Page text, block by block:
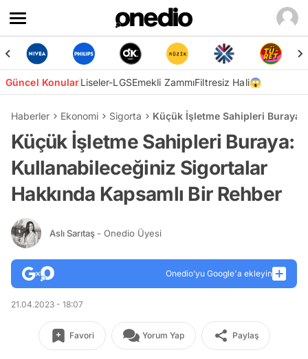
Güncel KonularLiseler-LGSEmekli ZammıFiltresiz Hali😱
Haberler Ekonomi Sigorta Küçük İşletme Sahipleri Buraya:
Küçük İşletme Sahipleri Buraya:
Kullanabileceğiniz Sigortalar
Hakkında Kapsamlı Bir Rehber
Aslı Sarıtaş - Onedio Üyesi
Onedio’yu Google'a ekleyin
21.04.2023 - 18:07
Favori Yorum Yap Paylaş